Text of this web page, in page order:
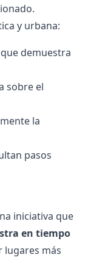
y urbana:
demuestra
sobre el
la
pasos
iniciativa que
en tiempo
lugares más